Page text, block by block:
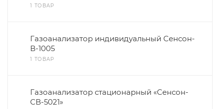
1 ТОВАР
Газоанализатор индивидуальный Сенсон-
В-1005
1 ТОВАР
Газоанализатор стационарный «Сенсон-
СВ-5021»